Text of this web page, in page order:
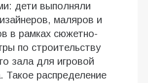
дети выполняли
маляров и
в рамках сюжетно-
по строительству
зала для игровой
Такое распределение